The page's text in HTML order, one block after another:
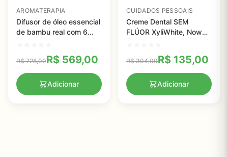
AROMATERAPIA
Difusor de óleo essencial
de bambu real com 6
R$728,00R$ 569,00
Adicionar
CUIDADOS PESSOAIS
Creme Dental SEM
FLÚOR XyliWhite, Now
R$304,00R$ 135,00
Adicionar